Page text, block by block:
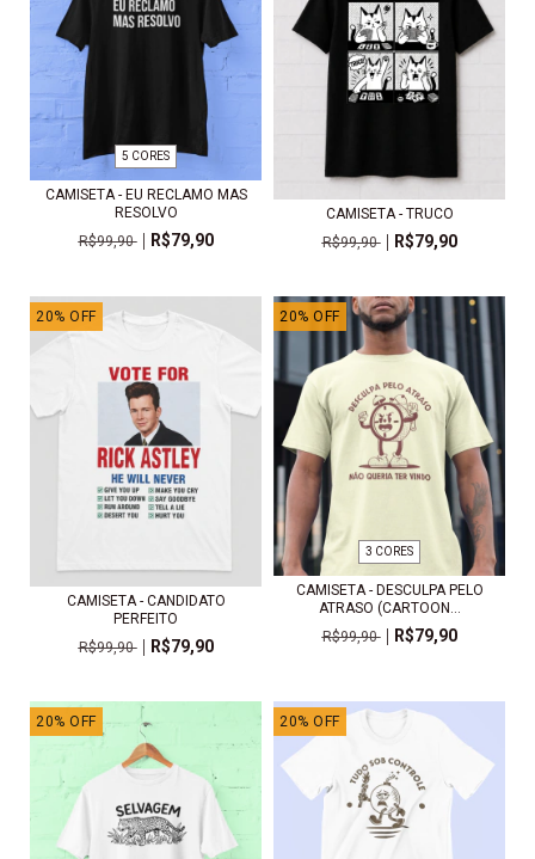
5 CORES
CAMISETA - EU RECLAMO MAS
RESOLVO
R$99,90
R$79,90
CAMISETA - TRUCO
R$99,90
R$79,90
20% OFF
CAMISETA - CANDIDATO
PERFEITO
R$99,90
R$79,90
20% OFF
3 CORES
CAMISETA - DESCULPA PELO
ATRASO (CARTOON...
R$99,90
R$79,90
20% OFF 20% OFF